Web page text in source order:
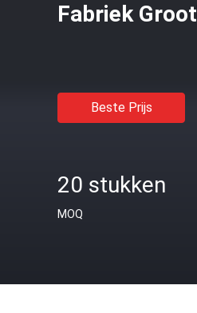
Fabriek
Beste Prijs
20 stukken
MOQ